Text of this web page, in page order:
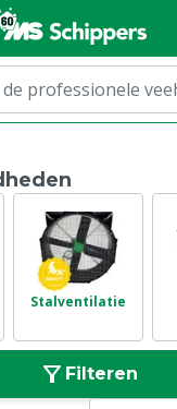
Stalventilatie
Filteren